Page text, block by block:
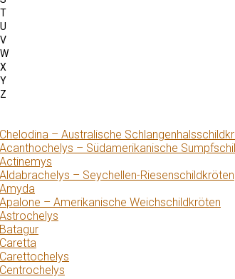
– Australische
– Südamerikanische
– Seychellen-Riesenschildkröten
– Amerikanische Weichschildkröten